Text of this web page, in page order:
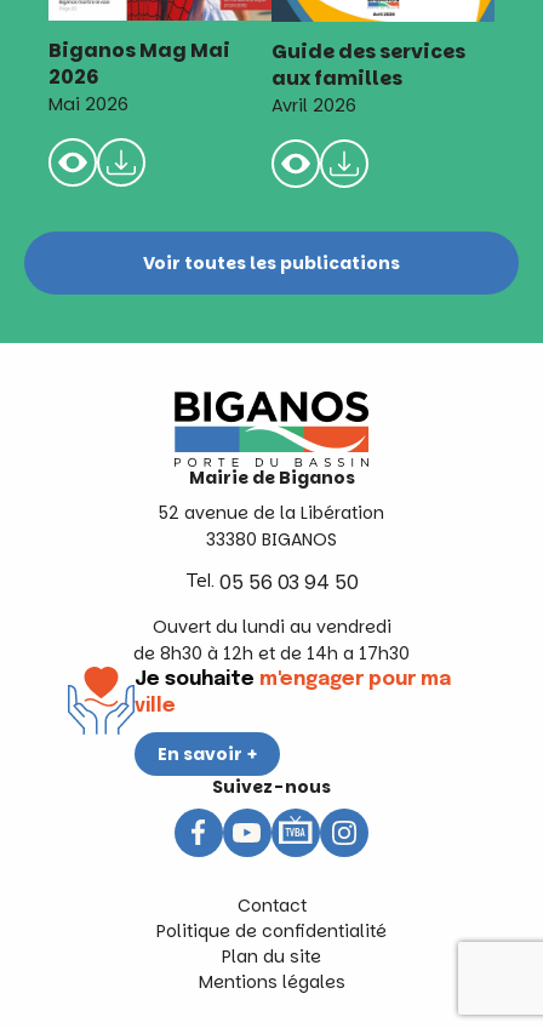
Biganos Mag Mai
2026
Mai 2026
Guide des services
aux familles
Avril 2026
Voir toutes les publications
Mairie de Biganos
52 avenue de la Libération
33380 BIGANOS
Tel. 05 56 03 94 50
Ouvert du lundi au vendredi
de 8h30 à 12h et de 14h a 17h30
Je souhaite m'engager pour ma
ville
En savoir +
Suivez-nous
Contact
Politique de confidentialité
Plan du site
Mentions légales